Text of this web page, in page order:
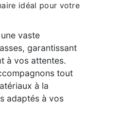
idéal pour votre
vaste
garantissant
à vos attentes.
tout
à la
adaptés à vos